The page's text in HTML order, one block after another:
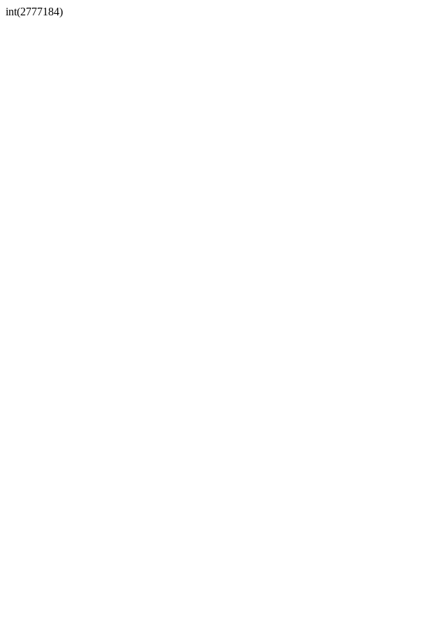
int(2777184)